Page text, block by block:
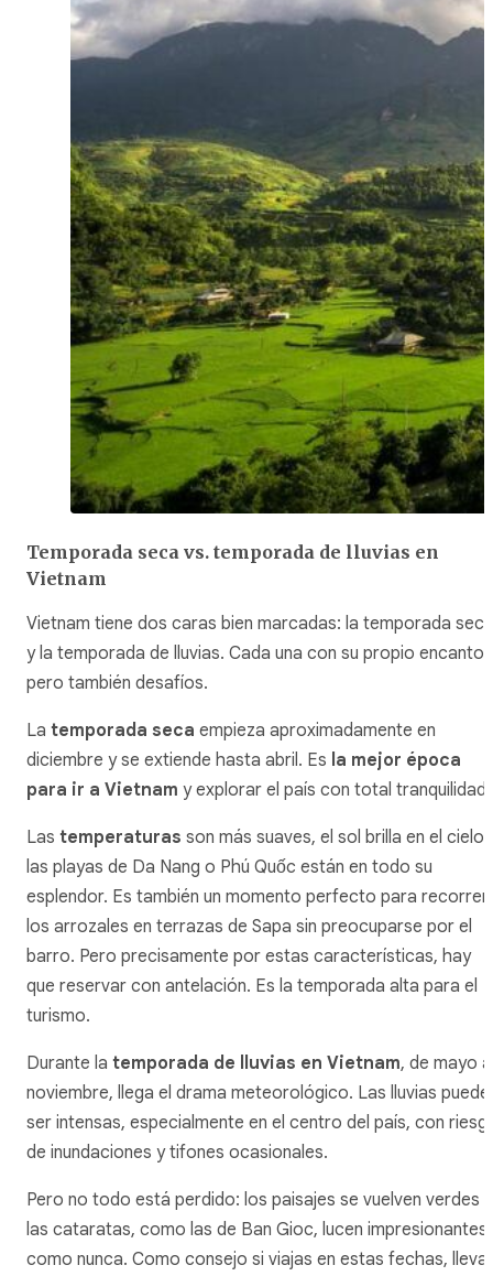
Temporada seca vs. temporada de lluvias en
Vietnam
Vietnam tiene dos caras bien marcadas: la temporada seca
y la temporada de lluvias. Cada una con su propio encanto,
pero también desafíos.
La temporada seca empieza aproximadamente en
diciembre y se extiende hasta abril. Es la mejor época
para ir a Vietnam y explorar el país con total
Las temperaturas son más suaves, el sol brilla en el cielo
las playas de Da Nang o Phú Quốc están en todo su
esplendor. Es también un momento perfecto para recorrer
los arrozales en terrazas de Sapa sin preocuparse por el
barro. Pero precisamente por estas características, hay
que reservar con antelación. Es la temporada alta para el
turismo.
Durante la temporada de lluvias en Vietnam, de mayo a
noviembre, llega el drama meteorológico. Las lluvias
ser intensas, especialmente en el centro del país, con
de inundaciones y tifones ocasionales.
Pero no todo está perdido: los paisajes se vuelven verdes y
las cataratas, como las de Ban Gioc, lucen impresionantes
como nunca. Como consejo si viajas en estas fechas, lleva